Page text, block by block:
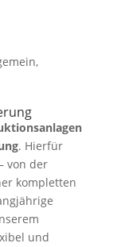
,
. Hierfür
von der
kompletten
und